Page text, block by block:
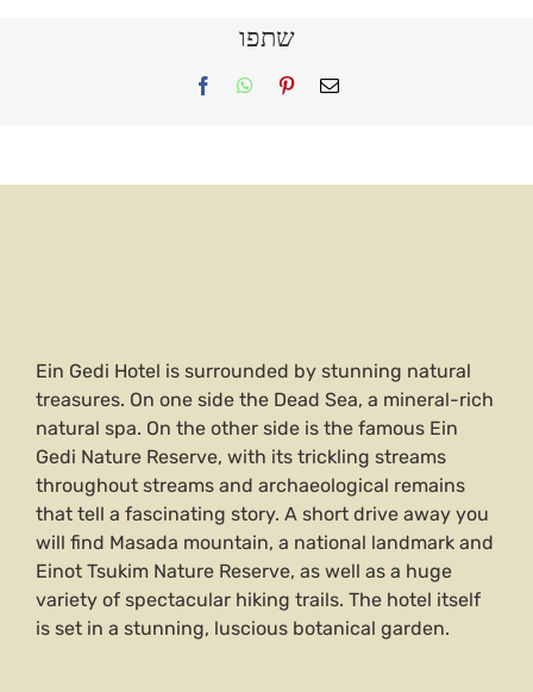
שתפו
FacebookWhatsApp
PinterestEmail
Ein Gedi Hotel is surrounded by stunning natural
treasures. On one side the Dead Sea, a mineral-rich
natural spa. On the other side is the famous Ein
Gedi Nature Reserve, with its trickling streams
throughout streams and archaeological remains
that tell a fascinating story. A short drive away you
will find Masada mountain, a national landmark and
Einot Tsukim Nature Reserve, as well as a huge
variety of spectacular hiking trails. The hotel itself
is set in a stunning, luscious botanical garden.